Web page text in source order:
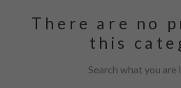
There are no
this
Search what you are